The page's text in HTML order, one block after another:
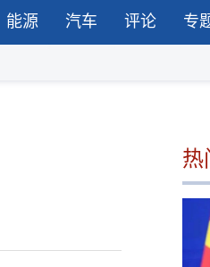
能源 汽车 评论 专
热